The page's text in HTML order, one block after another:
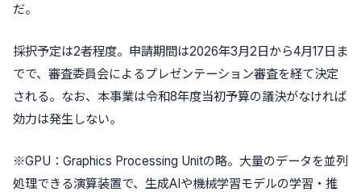
だ。
採択予定は2者程度。申請期間は2026年3月2日から4月17日ま
でで、審査委員会によるプレゼンテーション審査を経て決定
される。なお、本事業は令和8年度当初予算の議決がなければ
効力は発生しない。
※GPU：Graphics Processing Unitの略。大量のデータを並列
処理できる演算装置で、生成AIや機械学習モデルの学習・推